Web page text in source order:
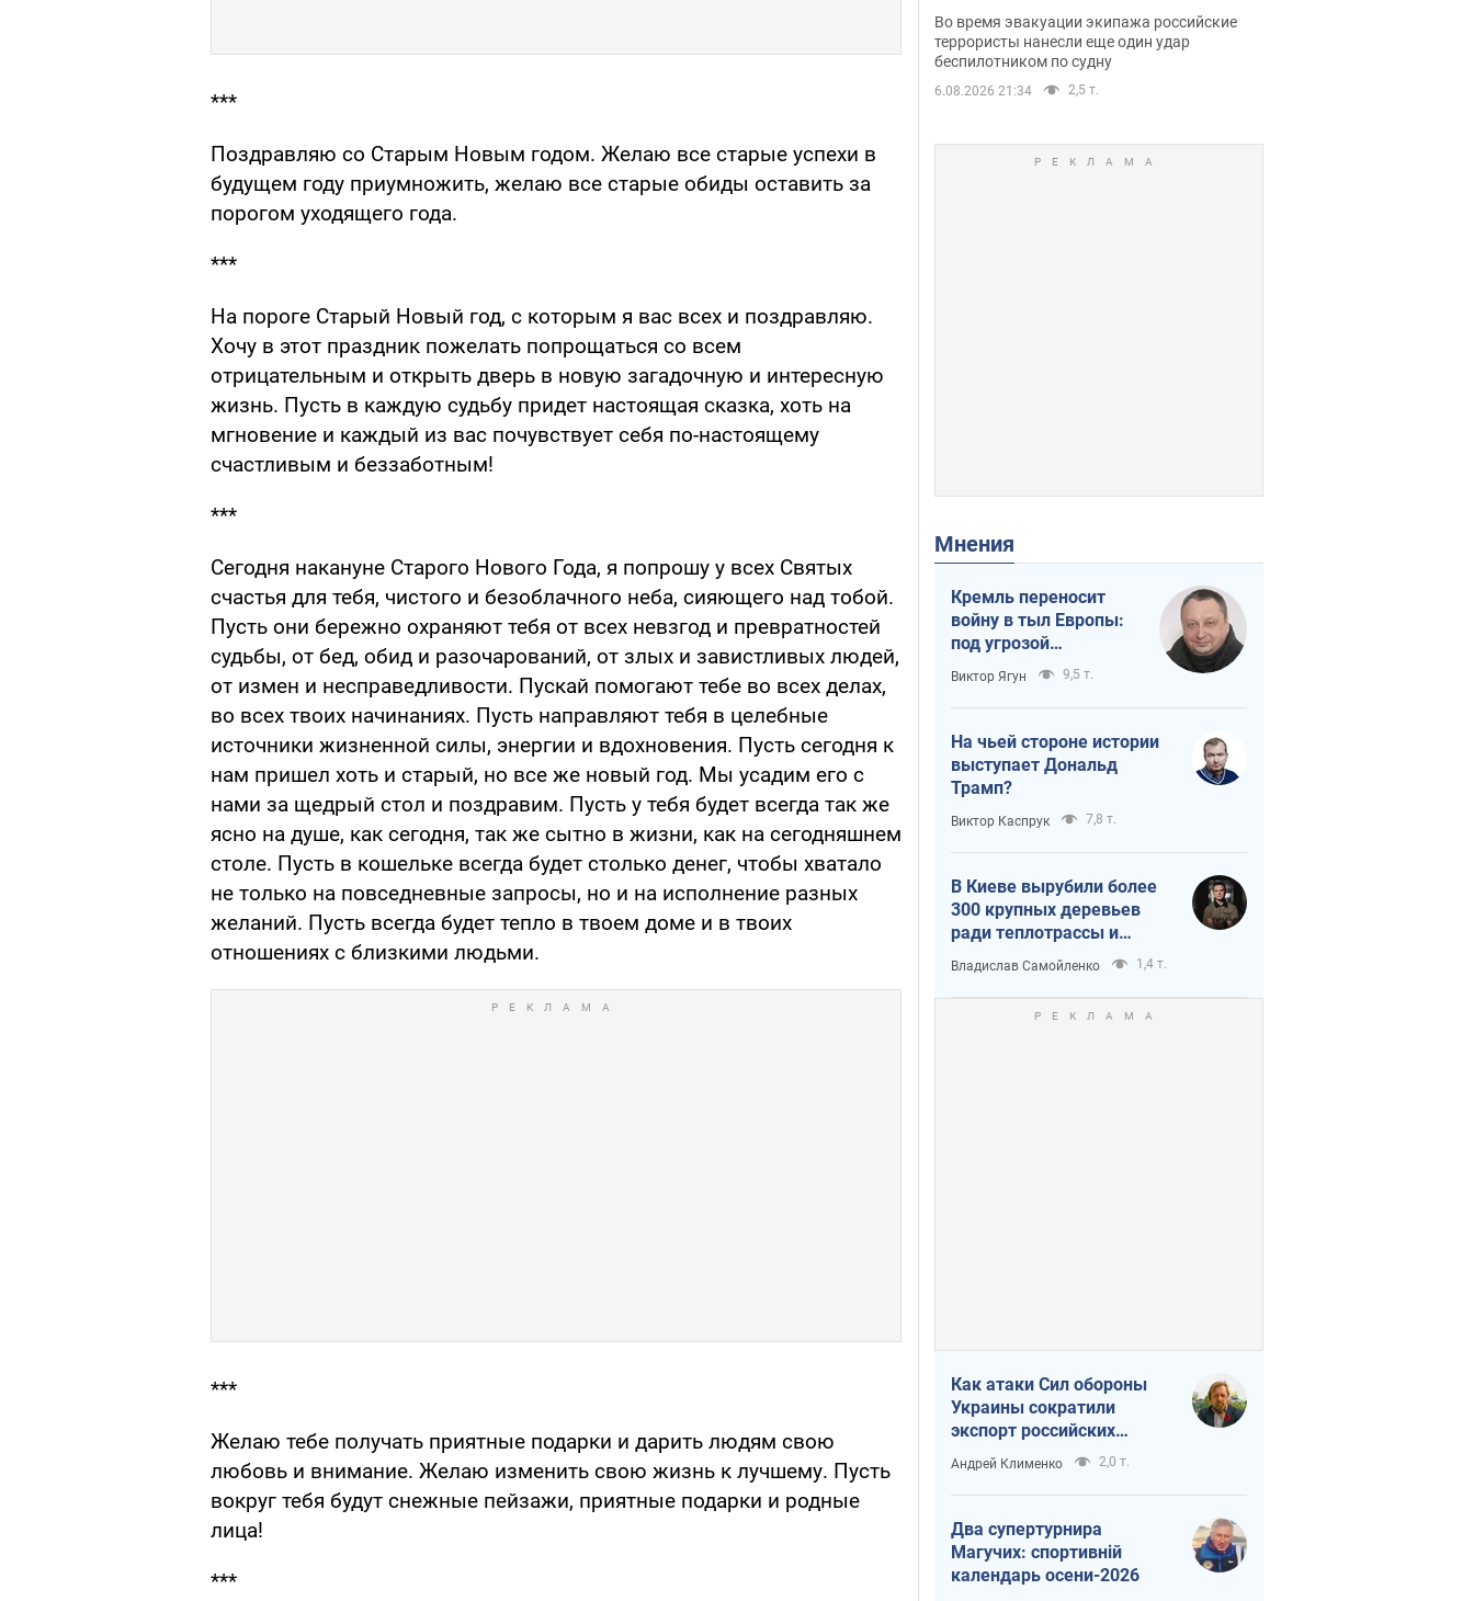
***
Поздравляю со Старым Новым годом. Желаю все старые успехи в
будущем году приумножить, желаю все старые обиды оставить за
порогом уходящего года.
***
На пороге Старый Новый год, с которым я вас всех и поздравляю.
Хочу в этот праздник пожелать попрощаться со всем
отрицательным и открыть дверь в новую загадочную и интересную
жизнь. Пусть в каждую судьбу придет настоящая сказка, хоть на
мгновение и каждый из вас почувствует себя по-настоящему
счастливым и беззаботным!
***
Сегодня накануне Старого Нового Года, я попрошу у всех Святых
счастья для тебя, чистого и безоблачного неба, сияющего над тобой.
Пусть они бережно охраняют тебя от всех невзгод и превратностей
судьбы, от бед, обид и разочарований, от злых и завистливых людей,
от измен и несправедливости. Пускай помогают тебе во всех делах,
во всех твоих начинаниях. Пусть направляют тебя в целебные
источники жизненной силы, энергии и вдохновения. Пусть сегодня к
нам пришел хоть и старый, но все же новый год. Мы усадим его с
нами за щедрый стол и поздравим. Пусть у тебя будет всегда так же
ясно на душе, как сегодня, так же сытно в жизни, как на сегодняшнем
столе. Пусть в кошельке всегда будет столько денег, чтобы хватало
не только на повседневные запросы, но и на исполнение разных
желаний. Пусть всегда будет тепло в твоем доме и в твоих
отношениях с близкими людьми.
***
Желаю тебе получать приятные подарки и дарить людям свою
любовь и внимание. Желаю изменить свою жизнь к лучшему. Пусть
вокруг тебя будут снежные пейзажи, приятные подарки и родные
лица!
***
подробности
Во время эвакуации экипажа российские
террористы нанесли еще один удар
беспилотником по судну
6.08.2026 21:34 2,5 т.
Мнения
Кремль переносит
войну в тыл Европы:
под угрозой
критическая
логистика
Виктор Ягун 9,5 т.
На чьей стороне истории
выступает Дональд
Трамп?
Виктор Каспрук 7,8 т.
В Киеве вырубили более
300 крупных деревьев
ради теплотрассы и
вопреки Генплану
Владислав Самойленко 1,4 т.
Как атаки Сил обороны
Украины сократили
экспорт российских
нефтепродуктов
Андрей Клименко 2,0 т.
Два супертурнира
Магучих: спортивній
календарь осени-2026